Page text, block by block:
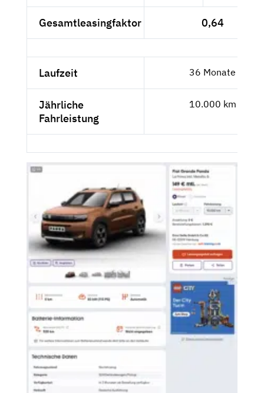
Gesamtleasingfaktor 0,64
Laufzeit 36 Monate
Jährliche
Fahrleistung
10.000 km